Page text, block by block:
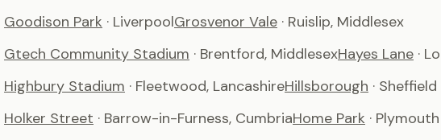
Goodison Park · LiverpoolGrosvenor Vale · Ruislip, Middlesex
Gtech Community Stadium · Brentford, MiddlesexHayes Lane ·
Highbury Stadium · Fleetwood, LancashireHillsborough · Sheffield
Holker Street · Barrow-in-Furness, CumbriaHome Park · Plymouth